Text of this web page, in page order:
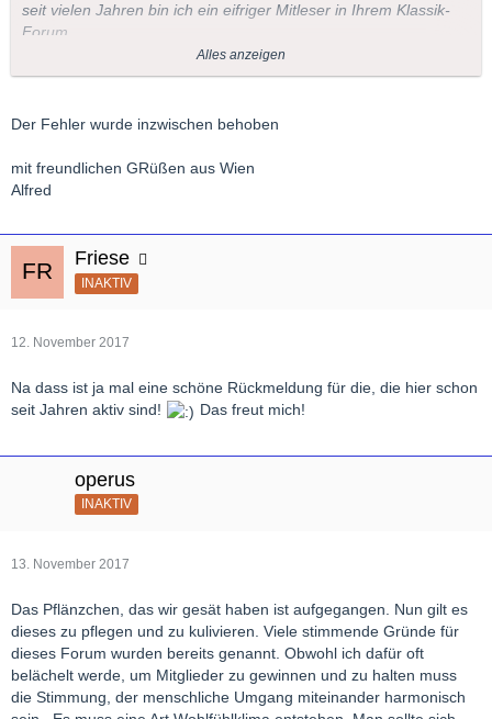
seit vielen Jahren bin ich ein eifriger Mitleser in Ihrem Klassik-
Forum.
Heute möchte ich Sie auf einen Systemfehler aufmerksam
Mendelssohns 4. Sinfonie "Italienische" informieren, aber wenn
erscheint in schöner Regelmäßigkeit ein Thread über Kryzystof
Penderecki. Da liegt wohl ein offensichtlicher Fehler vor, der
Bei der Gelegenheit möchte ich Ihnen sagen, daß ich als
jahrzehntelanger Klassikliebhaber ihr Forum außerordentlich
schätze und unzählige Anregungen daraus entnehmen konnte.
für dieses außerordentlich lebendige Forum bedanken, das für
vergleichbare Plattform bietet auch nur annähernd eine solche
Themenvielfalt. Deshalb vergeht kaum ein Tag, daß ich nicht bei
Schöne Grüße nach Wien
Alles anzeigen
Der Fehler wurde inzwischen behoben
mit freundlichen GRüßen aus Wien
Alfred
Friese
INAKTIV
12. November 2017
Na dass ist ja mal eine schöne Rückmeldung für die, die hier schon
seit Jahren aktiv sind!
Das freut mich!
operus
INAKTIV
13. November 2017
Das Pflänzchen, das wir gesät haben ist aufgegangen. Nun gilt es
dieses zu pflegen und zu kulivieren. Viele stimmende Gründe für
dieses Forum wurden bereits genannt. Obwohl ich dafür oft
belächelt werde, um Mitglieder zu gewinnen und zu halten muss
die Stimmung, der menschliche Umgang miteinander harmonisch